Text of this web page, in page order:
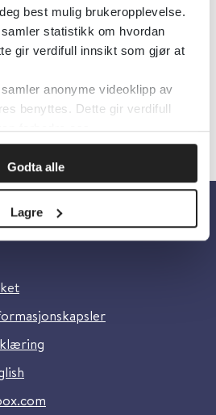
best mulig brukeropplevelse.
statistikk om hvordan
gir verdifull innsikt som gjør at
anonyme videoklipp av
benyttes. Dette gir verdifull
forbedre oss.
Godta alle
Lagre
Library